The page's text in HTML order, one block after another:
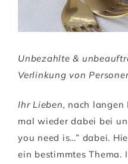
Unbezahlte &
Verlinkung von
Ihr Lieben, nach langen
mal wieder dabei bei
you need is…” dabei.
ein bestimmtes Thema.